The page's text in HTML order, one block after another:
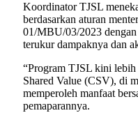
Koordinator TJSL
berdasarkan aturan
01/MBU/03/2023
terukur dampaknya dan
“Program TJSL kini
Shared Value (CSV), di
memperoleh manfaat
pemaparannya.